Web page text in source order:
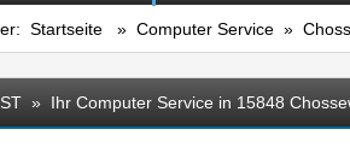
Startseite » Computer Service »
» Ihr Computer Service in 15848